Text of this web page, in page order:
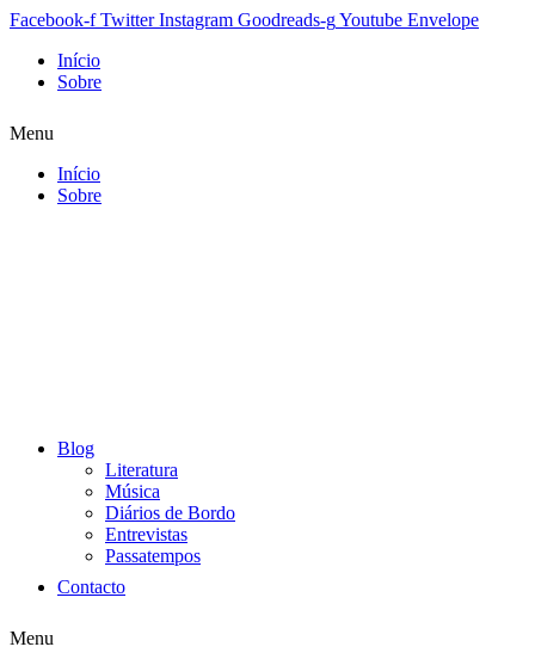
Facebook-f Twitter Instagram Goodreads-gYoutube Envelope
Início
Sobre
Menu
Início
Sobre
Blog
Literatura
Música
Diários de Bordo
Entrevistas
Passatempos
Contacto
Menu